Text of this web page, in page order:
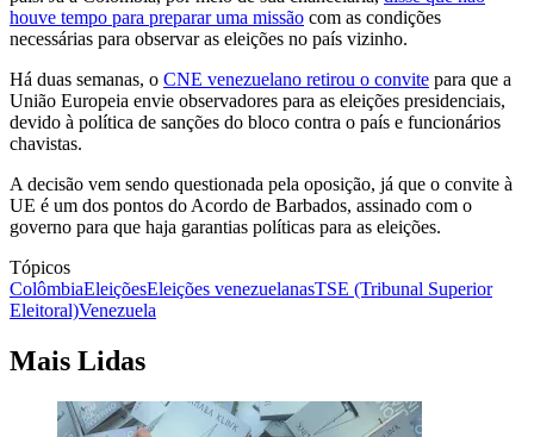
houve tempo para preparar uma missão com as condições
necessárias para observar as eleições no país vizinho.
Há duas semanas, o CNE venezuelano retirou o convite para que a
União Europeia envie observadores para as eleições presidenciais,
devido à política de sanções do bloco contra o país e funcionários
chavistas.
A decisão vem sendo questionada pela oposição, já que o convite à
UE é um dos pontos do Acordo de Barbados, assinado com o
governo para que haja garantias políticas para as eleições.
Tópicos
ColômbiaEleiçõesEleições venezuelanasTSE (Tribunal Superior
Eleitoral)Venezuela
Mais Lidas